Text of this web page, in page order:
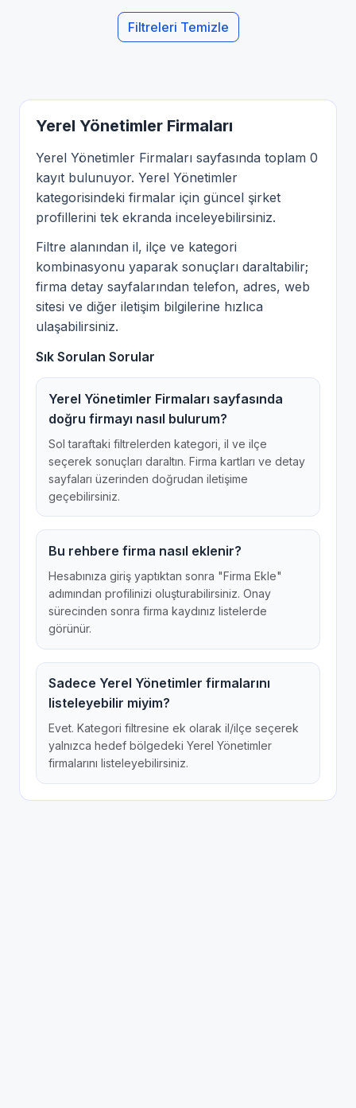
Filtreleri Temizle
Yerel Yönetimler Firmaları
Yerel Yönetimler Firmaları sayfasında toplam 0
kayıt bulunuyor. Yerel Yönetimler
kategorisindeki firmalar için güncel şirket
profillerini tek ekranda inceleyebilirsiniz.
Filtre alanından il, ilçe ve kategori
kombinasyonu yaparak sonuçları daraltabilir;
firma detay sayfalarından telefon, adres, web
sitesi ve diğer iletişim bilgilerine hızlıca
ulaşabilirsiniz.
Sık Sorulan Sorular
Yerel Yönetimler Firmaları sayfasında
doğru firmayı nasıl bulurum?
Sol taraftaki filtrelerden kategori, il ve ilçe
seçerek sonuçları daraltın. Firma kartları ve detay
sayfaları üzerinden doğrudan iletişime
geçebilirsiniz.
Bu rehbere firma nasıl eklenir?
Hesabınıza giriş yaptıktan sonra "Firma Ekle"
adımından profilinizi oluşturabilirsiniz. Onay
sürecinden sonra firma kaydınız listelerde
görünür.
Sadece Yerel Yönetimler firmalarını
listeleyebilir miyim?
Evet. Kategori filtresine ek olarak il/ilçe seçerek
yalnızca hedef bölgedeki Yerel Yönetimler
firmalarını listeleyebilirsiniz.